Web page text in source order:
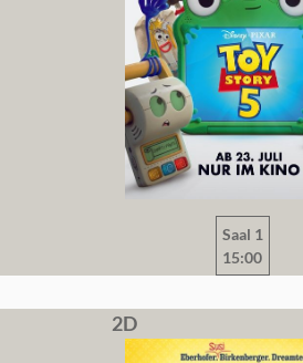
Saal 1
15:00
2D